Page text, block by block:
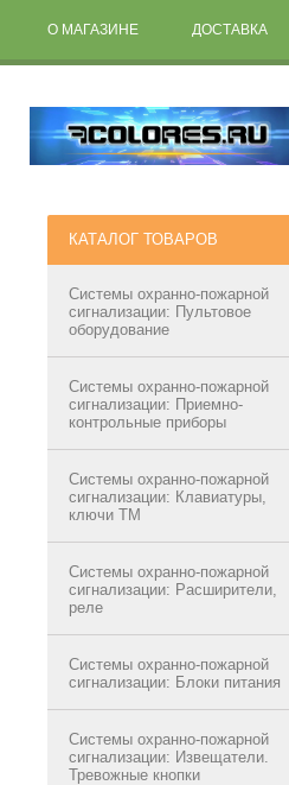
О МАГАЗИНЕ ДОСТАВКА
КАТАЛОГ ТОВАРОВ
Системы охранно-пожарной
сигнализации: Пультовое
оборудование
Системы охранно-пожарной
сигнализации: Приемно-
контрольные приборы
Системы охранно-пожарной
сигнализации: Клавиатуры,
ключи ТМ
Системы охранно-пожарной
сигнализации: Расширители,
реле
Системы охранно-пожарной
сигнализации: Блоки питания
Системы охранно-пожарной
сигнализации: Извещатели.
Тревожные кнопки